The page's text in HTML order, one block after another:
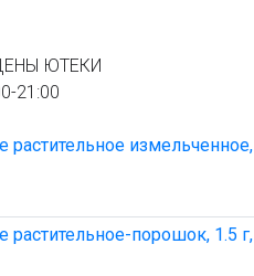
ЮТЕКИ
21:00
измельченное,
порошок, 1.5 г,